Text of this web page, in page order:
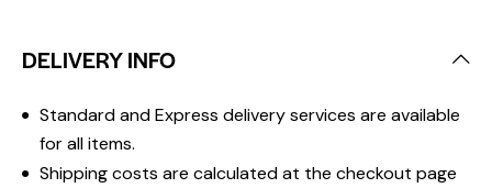
DELIVERY INFO
Standard and Express delivery services are available
for all items.
Shipping costs are calculated at the checkout page